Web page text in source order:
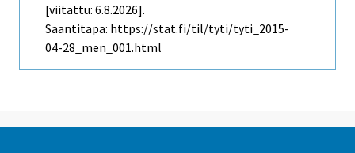
[viitattu: 6.8.2026].
Saantitapa: https://stat.fi/til/tyti/tyti_2015-
04-28_men_001.html